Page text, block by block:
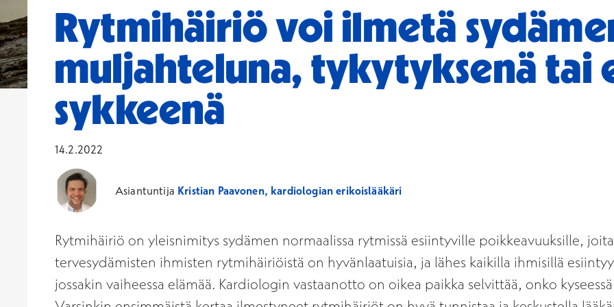
Rytmihäiriö voi ilmetä
muljahteluna, tykytyksenä tai
sykkeenä
14.2.2022
Asiantuntija Kristian Paavonen, kardiologian erikoislääkäri
Rytmihäiriö on yleisnimitys sydämen normaalissa rytmissä esiintyville poikkeavuuksille,
tervesydämisten ihmisten rytmihäiriöistä on hyvänlaatuisia, ja lähes kaikilla ihmisillä
jossakin vaiheessa elämää. Kardiologin vastaanotto on oikea paikka selvittää, onko